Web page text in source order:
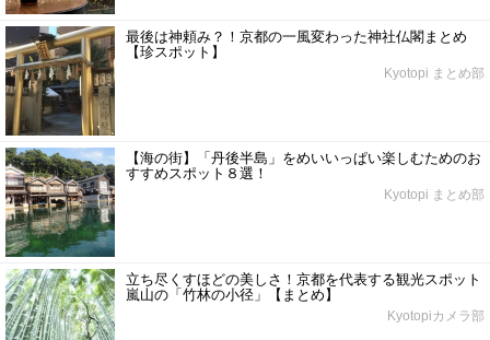
最後は神頼み？！京都の一風変わった神社仏閣まとめ
【珍スポット】
Kyotopi まとめ部
【海の街】「丹後半島」をめいいっぱい楽しむためのお
すすめスポット８選！
Kyotopi まとめ部
立ち尽くすほどの美しさ！京都を代表する観光スポット
嵐山の「竹林の小径」【まとめ】
Kyotopiカメラ部